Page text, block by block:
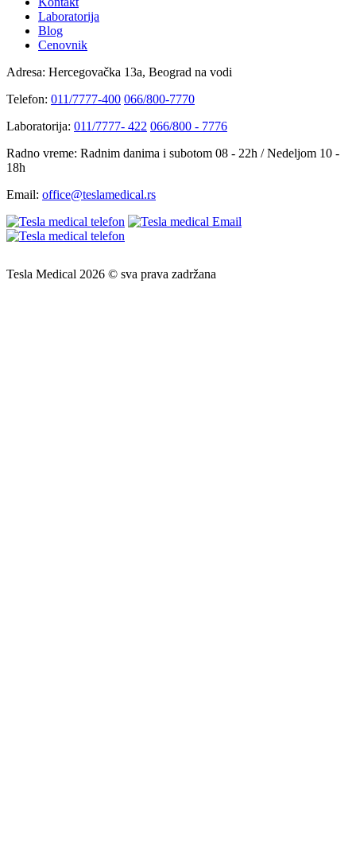
Laboratorija
Blog
Cenovnik
Adresa: Hercegovačka 13a, Beograd na vodi
Telefon: 011/7777-400 066/800-7770
Laboratorija: 011/7777- 422 066/800 - 7776
Radno vreme: Radnim danima i subotom 08 - 22h / Nedeljom 10 -
18h
Email: office@teslamedical.rs
Tesla Medical 2026 © sva prava zadržana